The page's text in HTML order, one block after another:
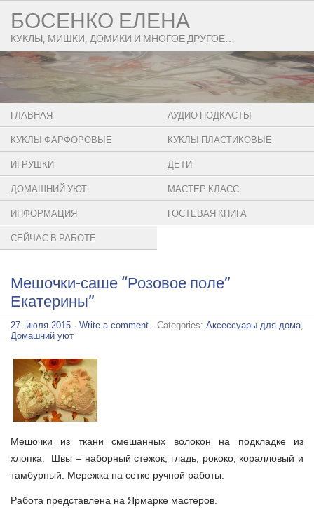
БОСЕНКО ЕЛЕНА
КУКЛЫ, МИШКИ, ДОМИКИ И МНОГОЕ ДРУГОЕ…
ГЛАВНАЯ АУДИО ПОДКАСТЫ
КУКЛЫ ФАРФОРОВЫЕ КУКЛЫ ПЛАСТИКОВЫЕ
ИГРУШКИ ДЕТИ
ДОМАШНИЙ УЮТ МАСТЕР КЛАСС
ИНФОРМАЦИЯ ГОСТЕВАЯ КНИГА
СЕЙЧАС В РАБОТЕ
Мешочки-саше “Розовое поле”
Екатерины”
27. июля 2015 · Write a comment · Categories: Аксессуары для дома
Домашний уют
Мешочки из ткани смешанных волокон на подкладке из
хлопка.
Швы – наборный стежок, гладь, рококо, коралловый и
тамбурный. Мережка на сетке ручной работы.
Работа представлена на Ярмарке мастеров.